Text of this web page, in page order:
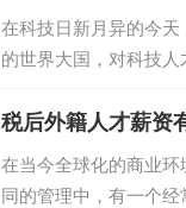
力？了解自己的学习
时，应优先考虑具有
在科技日新月异的今
的世界大国，对科技
联合会提出了《关于
文将深入探讨这一建议
动变得越来越频繁。
才流失的问题。为了扭
税后外籍人才薪资
在当今全球化的商业
同的管理中，有一个